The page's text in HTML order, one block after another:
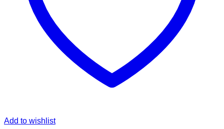
Add to wishlist